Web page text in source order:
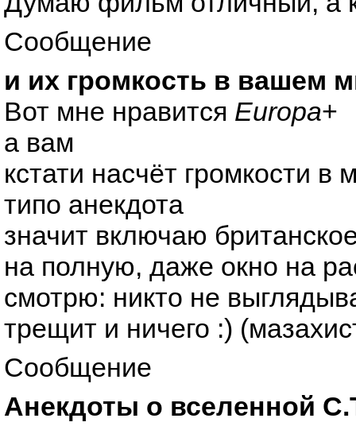
Сообщение
и их громкость в вашем
Вот мне нравится Europa+
а вам
кстати насчёт громкости в
типо анекдота
значит включаю
на полную, даже окно на
смотрю: никто не
трещит и ничего :)
Сообщение
Анекдоты о вселенной